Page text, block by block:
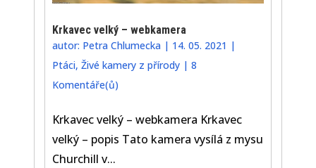
Krkavec velký – webkamera
autor: Petra Chlumecka| 14. 05. 2021 |
Ptáci, Živé kamery z přírody| 8
Komentáře(ů)
Krkavec velký – webkamera Krkavec
velký – popis Tato kamera vysílá z mysu
Churchill v...